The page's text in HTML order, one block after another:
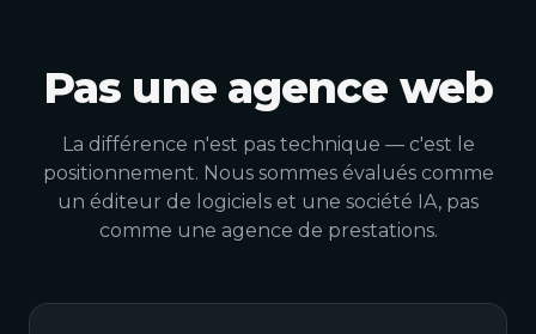
Pas une agence web
La différence n'est pas technique — c'est le
positionnement. Nous sommes évalués comme
un éditeur de logiciels et une société IA, pas
comme une agence de prestations.